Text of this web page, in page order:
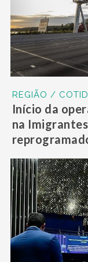
REGIÃO /
Início da
na